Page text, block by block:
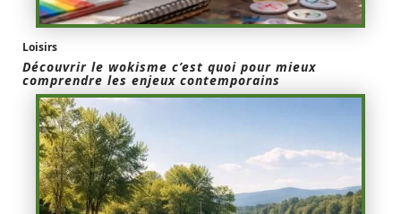
Loisirs
Découvrir le wokisme c’est quoi pour mieux
comprendre les enjeux contemporains